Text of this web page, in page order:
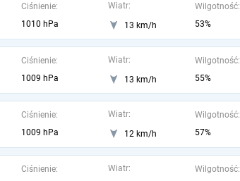
Ciśnienie:
1010 hPa
Wiatr:
13 km/h
Wilgotność:
53%
Ciśnienie:
1009 hPa
Wiatr:
13 km/h
Wilgotność:
55%
Ciśnienie:
1009 hPa
Wiatr:
12 km/h
Wilgotność:
57%
Ciśnienie:
Wiatr:
Wilgotność: